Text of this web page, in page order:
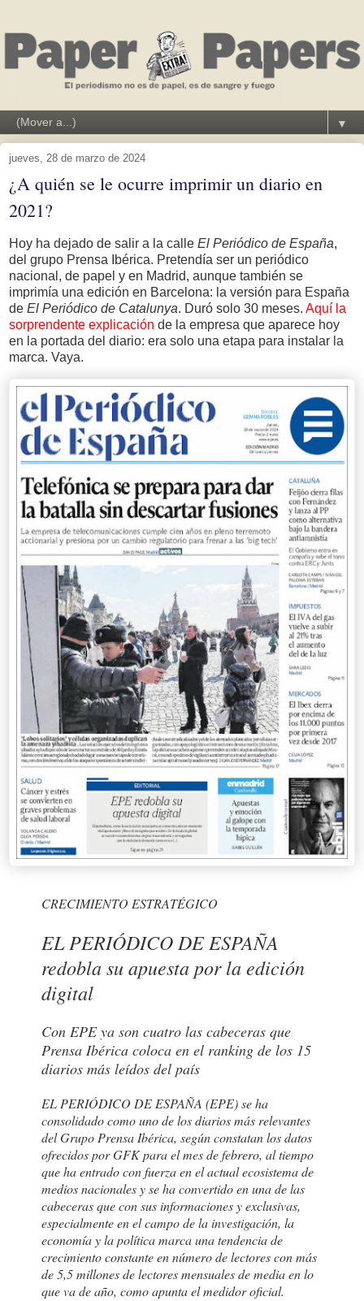
▼
jueves, 28 de marzo de 2024
¿A quién se le ocurre imprimir un diario en
2021?
Hoy ha dejado de salir a la calle El Periódico de España,
del grupo Prensa Ibérica. Pretendía ser un periódico
nacional, de papel y en Madrid, aunque también se
imprimía una edición en Barcelona: la versión para España
de El Periódico de Catalunya. Duró solo 30 meses. Aquí la
sorprendente explicación de la empresa que aparece hoy
en la portada del diario: era solo una etapa para instalar la
marca. Vaya.
CRECIMIENTO ESTRATÉGICO
EL PERIÓDICO DE ESPAÑA
redobla su apuesta por la edición
digital
Con EPE ya son cuatro las cabeceras que
Prensa Ibérica coloca en el ranking de los 15
diarios más leídos del país
EL PERIÓDICO DE ESPAÑA (EPE) se ha
consolidado como uno de los diarios más relevantes
del Grupo Prensa Ibérica, según constatan los datos
ofrecidos por GFK para el mes de febrero, al tiempo
que ha entrado con fuerza en el actual ecosistema de
medios nacionales y se ha convertido en una de las
cabeceras que con sus informaciones y exclusivas,
especialmente en el campo de la investigación, la
economía y la política marca una tendencia de
crecimiento constante en número de lectores con más
de 5,5 millones de lectores mensuales de media en lo
que va de año, como apunta el medidor oficial.